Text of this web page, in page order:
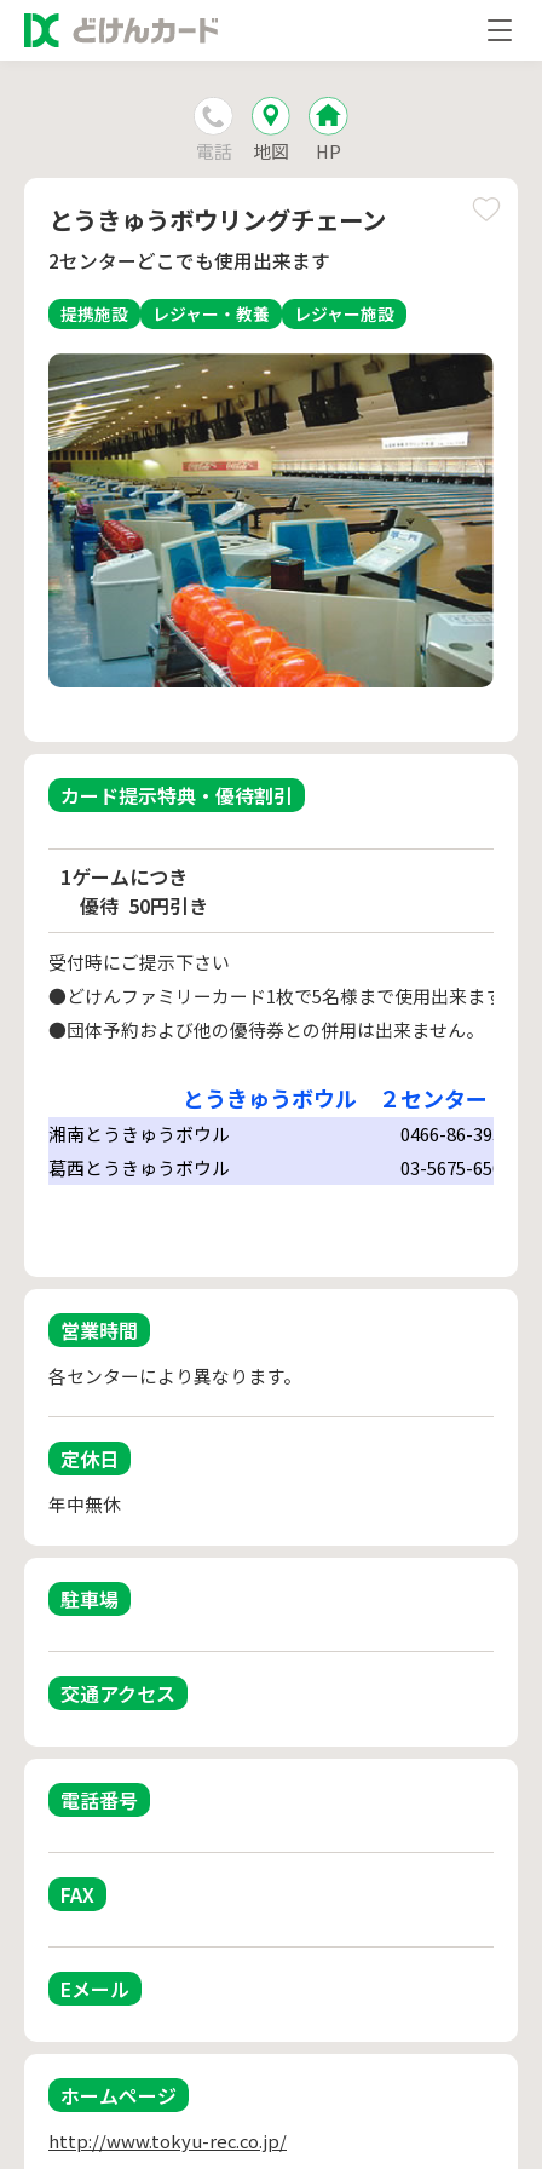
電話 地図 HP
とうきゅうボウリングチェーン
2センターどこでも使用出来ます
提携施設 レジャー・教養 レジャー施設
カード提示特典・優待割引
1ゲームにつき
優待 50円引き
受付時にご提示下さい
●どけんファミリーカード1枚で5名様まで使用出来ます。
とうきゅうボウル ２センター
湘南とうきゅうボウル
0466-86-3931
葛西とうきゅうボウル
03-5675-6500
営業時間
各センターにより異なります。
定休日
年中無休
駐車場
交通アクセス
電話番号
FAX
Eメール
ホームページ
http://www.tokyu-rec.co.jp/